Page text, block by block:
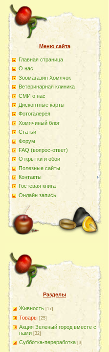
Меню сайта
Главная страница
О наc
Зоомагазин Хомячок
Ветеринарная клиника
СМИ о нас
Дисконтные карты
Фотогалерея
Хомячиный блог
Статьи
Форум
FAQ (вопрос-ответ)
Открытки и обои
Полезные сайты
Контакты
Гостевая книга
Онлайн запись
Разделы
Живность [17]
Товары [25]
Акция Зеленый город вместе с
нами [32]
Субботка-переработка [3]